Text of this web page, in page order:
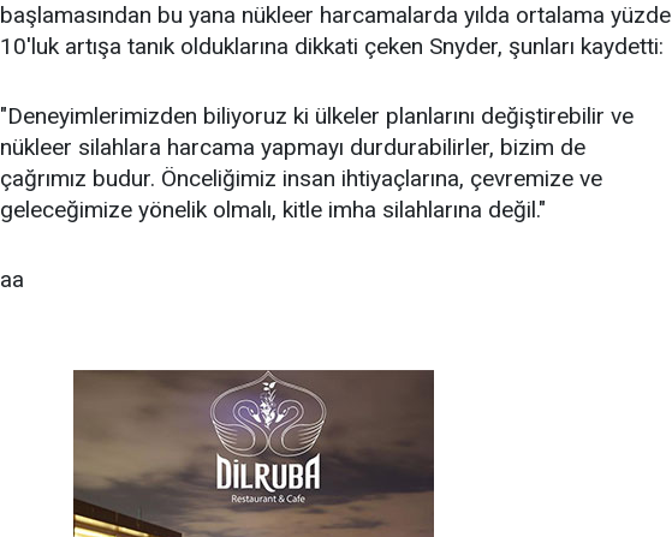
başlamasından bu yana nükleer harcamalarda yılda ortalama yüzde
10'luk artışa tanık olduklarına dikkati çeken Snyder, şunları kaydetti:
"Deneyimlerimizden biliyoruz ki ülkeler planlarını değiştirebilir ve
nükleer silahlara harcama yapmayı durdurabilirler, bizim de
çağrımız budur. Önceliğimiz insan ihtiyaçlarına, çevremize ve
geleceğimize yönelik olmalı, kitle imha silahlarına değil."
aa